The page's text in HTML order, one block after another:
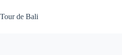
to
content
Tour de Bali